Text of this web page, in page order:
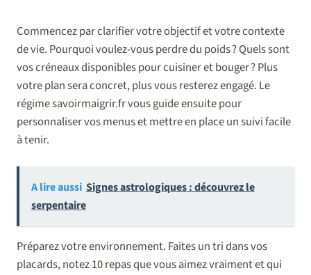
Commencez par clarifier votre objectif et votre contexte
de vie. Pourquoi voulez-vous perdre du poids ? Quels sont
vos créneaux disponibles pour cuisiner et bouger ? Plus
votre plan sera concret, plus vous resterez engagé. Le
régime savoirmaigrir.fr vous guide ensuite pour
personnaliser vos menus et mettre en place un suivi facile
à tenir.
A lire aussi Signes astrologiques : découvrez le
serpentaire
Préparez votre environnement. Faites un tri dans vos
placards, notez 10 repas que vous aimez vraiment et qui